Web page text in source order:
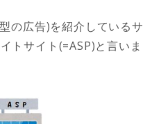
の広告)を紹介しているサ
トサイト(=ASP)と言いま